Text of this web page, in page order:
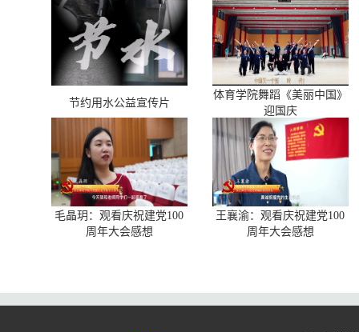
节约用水公益宣传片
体育学院舞蹈《美丽中国》
迎国庆
毛晶玥：观看庆祝建党100
周年大会感想
王襄渝：观看庆祝建党100
周年大会感想